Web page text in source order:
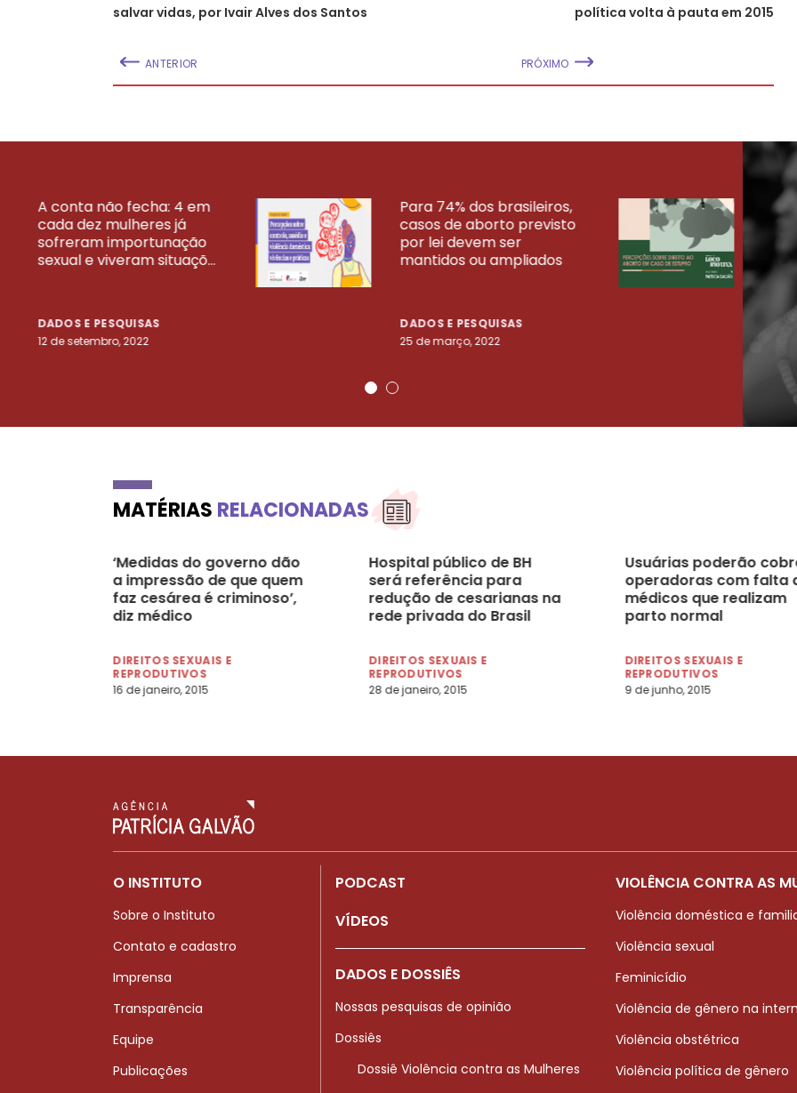
salvar vidas, por Ivair Alves dos Santos
ANTERIOR
política volta à pauta em 2015
PRÓXIMO
A conta não fecha: 4 em
cada dez mulheres já
sofreram importunação
sexual e viveram situaçõ...
DADOS E PESQUISAS
12 de setembro, 2022
Para 74% dos brasileiros,
casos de aborto previsto
por lei devem ser
mantidos ou ampliados
DADOS E PESQUISAS
25 de março, 2022
23
VEJA MAIS PESQUISAS
MATÉRIAS RELACIONADAS
‘Medidas do governo dão
a impressão de que quem
faz cesárea é criminoso’,
diz médico
DIREITOS SEXUAIS E
REPRODUTIVOS
16 de janeiro, 2015
Hospital público de BH
será referência para
redução de cesarianas na
rede privada do Brasil
DIREITOS SEXUAIS E
REPRODUTIVOS
28 de janeiro, 2015
Usuárias poderão
operadoras com falta
médicos que realizam
parto normal
DIREITOS SEXUAIS E
REPRODUTIVOS
9 de junho, 2015
O INSTITUTO
Sobre o Instituto
Contato e cadastro
Imprensa
Transparência
Equipe
Publicações
PODCAST
VÍDEOS
DADOS E DOSSIÊS
Nossas pesquisas de opinião
Dossiês
Dossiê Violência contra as Mulheres
VIOLÊNCIA CONTRA AS
Violência doméstica e
Violência sexual
Feminicídio
Violência de gênero na
Violência obstétrica
Violência política de gênero